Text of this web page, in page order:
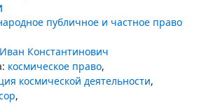
публичное и частное право
Константинович
космическое право,
космической деятельности,
,